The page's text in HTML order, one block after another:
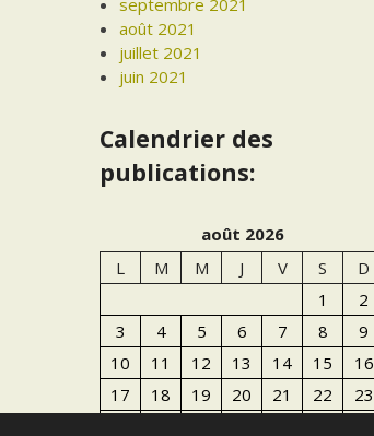
septembre 2021
août 2021
juillet 2021
juin 2021
Calendrier des
publications:
août 2026
L
M M J V S
D
1
2
3
4 5 6 7 8
9
10
11 12 13 14 15
16
17
18 19 20 21 22
23